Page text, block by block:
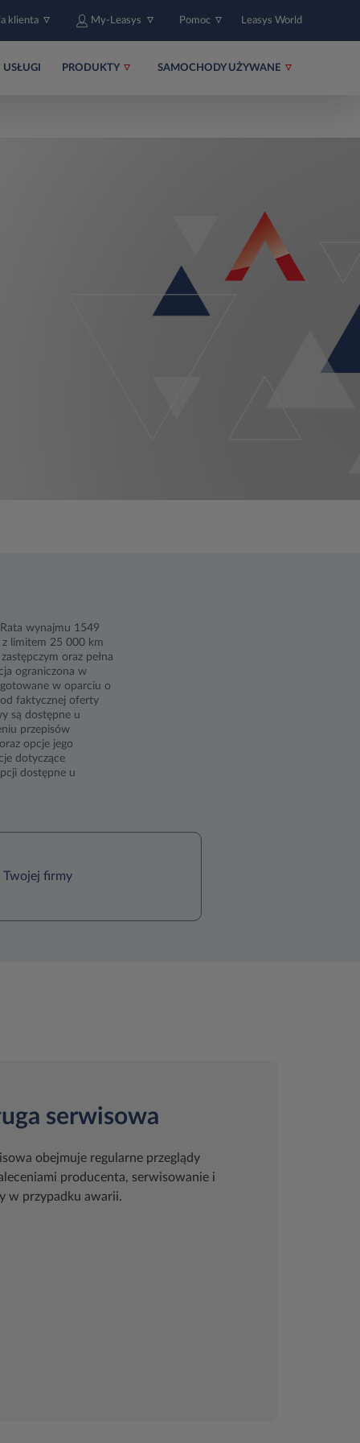
klienta My-Leasys Pomoc Leasys World
USŁUGI PRODUKTY SAMOCHODY UŻYWANE
wynajmu 1549
limitem 25 000 km
oraz pełna
ograniczona w
w oparciu o
faktycznej oferty
są dostępne u
przepisów
opcje jego
dotyczące
dostępne u
Twojej firmy
serwisowa
obejmuje regularne przeglądy
producenta, serwisowanie i
w przypadku awarii.